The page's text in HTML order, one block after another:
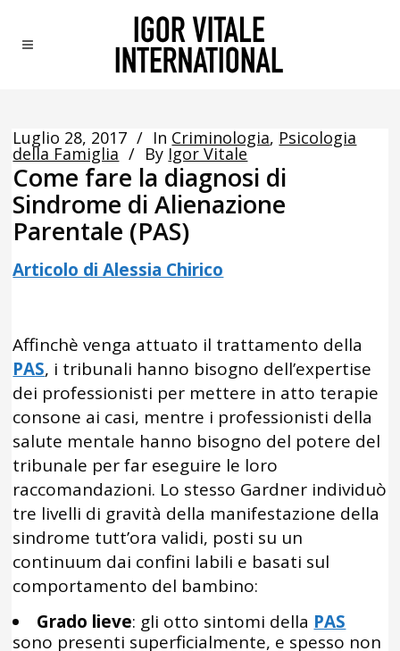
Luglio 28, 2017 In Criminologia, Psicologia
della Famiglia By Igor Vitale
Come fare la diagnosi di
Sindrome di Alienazione
Parentale (PAS)
Articolo di Alessia Chirico
Affinchè venga attuato il trattamento della
PAS, i tribunali hanno bisogno dell’expertise
dei professionisti per mettere in atto terapie
consone ai casi, mentre i professionisti della
salute mentale hanno bisogno del potere del
tribunale per far eseguire le loro
raccomandazioni. Lo stesso Gardner individuò
tre livelli di gravità della manifestazione della
sindrome tutt’ora validi, posti su un
continuum dai confini labili e basati sul
comportamento del bambino:
Grado lieve: gli otto sintomi della PAS
sono presenti superficialmente, e spesso non